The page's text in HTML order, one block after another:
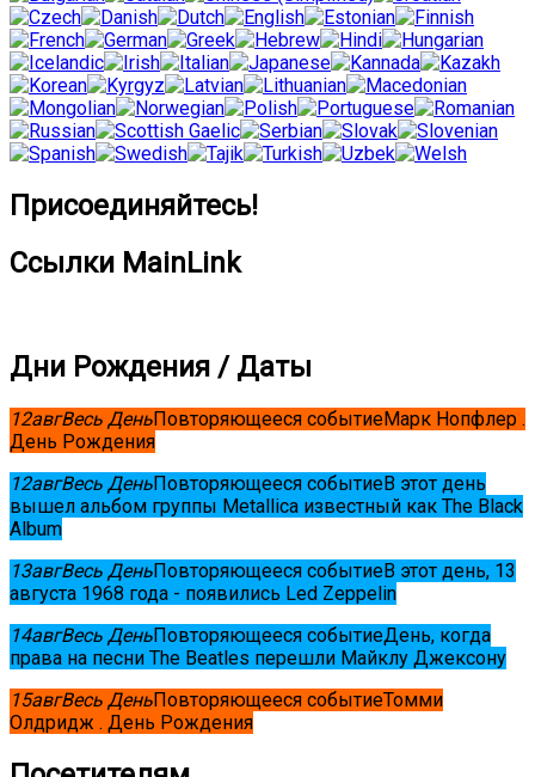
Присоединяйтесь!
Ссылки MainLink
Дни Рождения / Даты
12авгВесь ДеньПовторяющееся событиеМарк Нопфлер .
День Рождения
12авгВесь ДеньПовторяющееся событиеВ этот день
вышел альбом группы Metallica известный как The Black
Album
13авгВесь ДеньПовторяющееся событиеВ этот день, 13
августа 1968 года - появились Led Zeppelin
14авгВесь ДеньПовторяющееся событиеДень, когда
права на песни The Beatles перешли Майклу Джексону
15авгВесь ДеньПовторяющееся событиеТомми
Олдридж . День Рождения